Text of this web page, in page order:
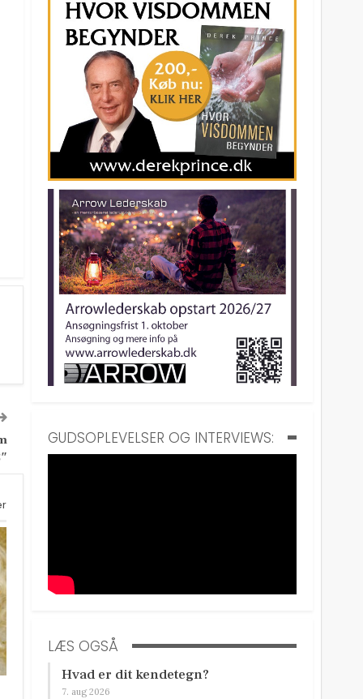
GUDSOPLEVELSER OG INTERVIEWS:
LÆS OGSÅ
Hvad er dit kendetegn?
7. aug 2026